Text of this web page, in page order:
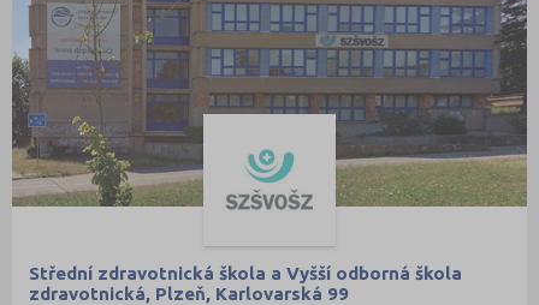
Střední zdravotnická škola a Vyšší odborná škola
zdravotnická, Plzeň, Karlovarská 99